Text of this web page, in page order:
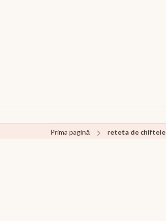
Prima pagină reteta de chiftele